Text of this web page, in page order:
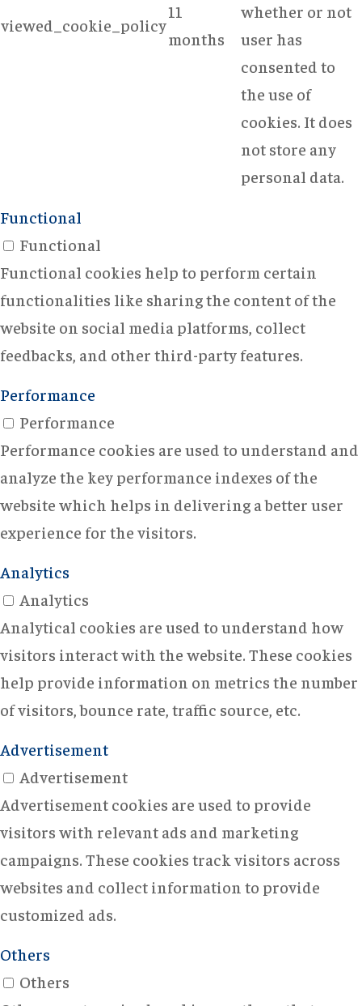
viewed_cookie_policy
11
months
whether or not
user has
consented to
the use of
cookies. It does
not store any
personal data.
Functional
Functional
Functional cookies help to perform certain
functionalities like sharing the content of the
website on social media platforms, collect
feedbacks, and other third-party features.
Performance
Performance
Performance cookies are used to understand and
analyze the key performance indexes of the
website which helps in delivering a better user
experience for the visitors.
Analytics
Analytics
Analytical cookies are used to understand how
visitors interact with the website. These cookies
help provide information on metrics the number
of visitors, bounce rate, traffic source, etc.
Advertisement
Advertisement
Advertisement cookies are used to provide
visitors with relevant ads and marketing
campaigns. These cookies track visitors across
websites and collect information to provide
customized ads.
Others
Others